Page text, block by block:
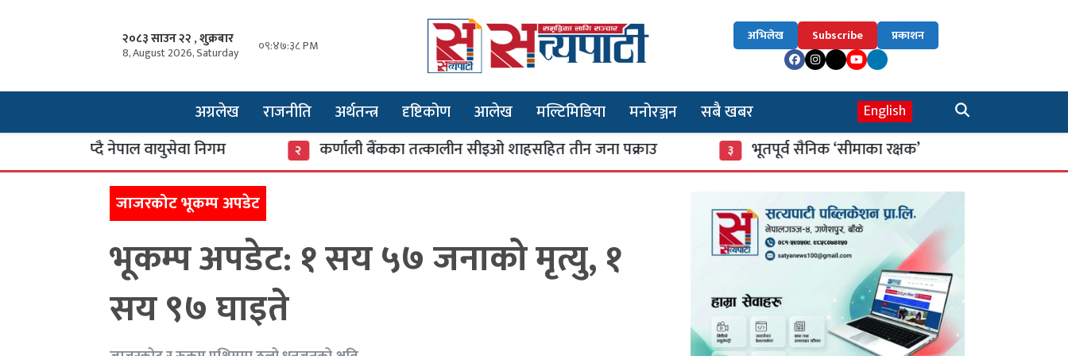
२०८३ साउन २२ , शुक्रबार
8, August 2026, Saturday ०९:४७:३९ PM
अभिलेख Subscribe प्रकाशन
अग्रलेख राजनीति अर्थतन्त्र दृष्टिकोण आलेख मल्टिमिडिया मनोरञ्जन सबै खबर English
थप्दै नेपाल वायुसेवा निगम कर्णाली बैंकका तत्कालीन सीइओ शाहसहित तीन जना पक्राउ भूतपूर्व सैनिक ‘सीमाका रक्षक’
जाजरकोट भूकम्प अपडेट
भूकम्प अपडेट: १ सय ५७ जनाको मृत्यु, १
सय ९७ घाइते